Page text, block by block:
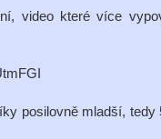
video které více
posilovně mladší, tedy